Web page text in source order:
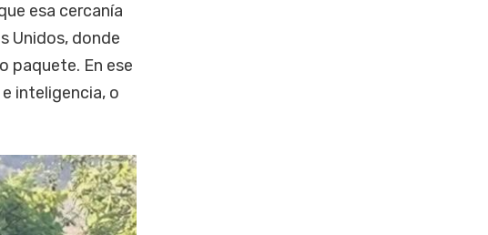
esa cercanía
Unidos, donde
paquete. En ese
inteligencia, o